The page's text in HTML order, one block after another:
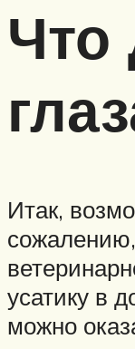
Что
Итак,
усатику в
можно